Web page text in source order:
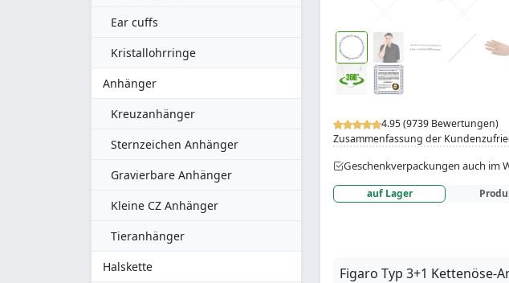
Ear cuffs
Kristallohrringe
Anhänger
Kreuzanhänger
Sternzeichen Anhänger
Gravierbare Anhänger
Kleine CZ Anhänger
Tieranhänger
Halskette
4.95 (9739 Bewertungen)
Zusammenfassung der
Geschenkverpackungen auch im
auf Lager
Figaro Typ 3+1 Kettenöse-